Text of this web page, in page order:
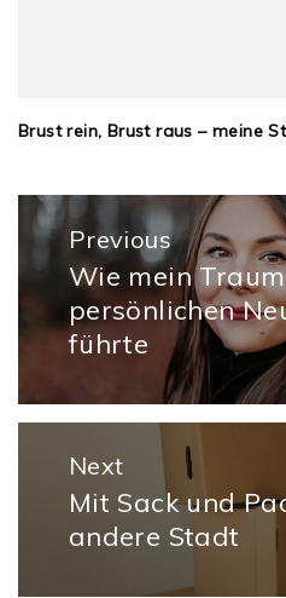
Brust rein, Brust raus – meine
Previous
Previous
post:
Wie mein
persönlichen
führte
Next
Next
post:
Mit Sack und
andere Stadt